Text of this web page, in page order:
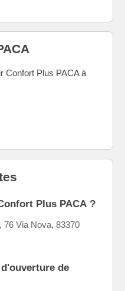
Confort Plus PACA à
Plus PACA ?
76 Via Nova, 83370
de